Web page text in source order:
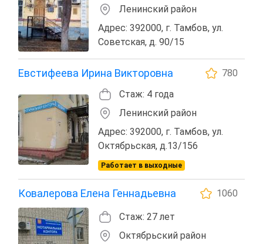
Ленинский район
Адрес: 392000, г. Тамбов, ул.
Советская, д. 90/15
Евстифеева Ирина Викторовна
780
Стаж: 4 года
Ленинский район
Адрес: 392000, г. Тамбов, ул.
Октябрьская, д.13/156
Работает в выходные
Ковалерова Елена Геннадьевна 1060
Стаж: 27 лет
Октябрьский район